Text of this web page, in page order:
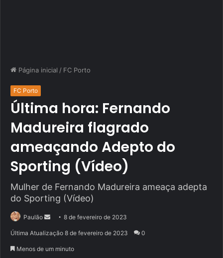
Página inicial / FC Porto
FC Porto
Última hora: Fernando
Madureira flagrado
ameaçando Adepto do
Sporting (Vídeo)
Mulher de Fernando Madureira ameaça adepta
do Sporting (Vídeo)
Paulão
Mande
mail
8 de fevereiro de 2023
Última Atualização 8 de fevereiro de 2023 0
Menos de um minuto